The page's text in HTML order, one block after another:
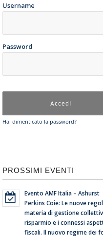
Username
Password
Hai dimenticato la password?
PROSSIMI EVENTI
Evento AMF Italia – Ashurst
Perkins Coie: Le nuove
materia di gestione
risparmio e i connessi
fiscali. Il nuovo regime dei